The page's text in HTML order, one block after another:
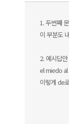
1. 두번째
이 부분도
2. 예시답
el miedo
이렇게 de